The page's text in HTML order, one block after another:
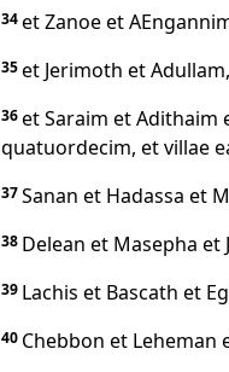
34et Zanoe et
35et Jerimoth et
36et Saraim et Adithaim
quatuordecim, et villae
37Sanan et Hadassa et
38 Delean et Masepha et
39 Lachis et Bascath et
40 Chebbon et Leheman